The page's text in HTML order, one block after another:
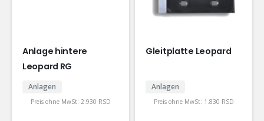
Anlage hintere
Leopard RG
Anlagen
Preis ohne MwSt: 2.930 RSD
Gleitplatte Leopard
Anlagen
Preis ohne MwSt: 1.830 RSD